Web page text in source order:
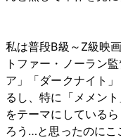
私は普段B級～Z級映
トファー・ノーラン
ア」「ダークナイト
るし、特に「メメン
をテーマにしている
ろう…と思ったのにこ